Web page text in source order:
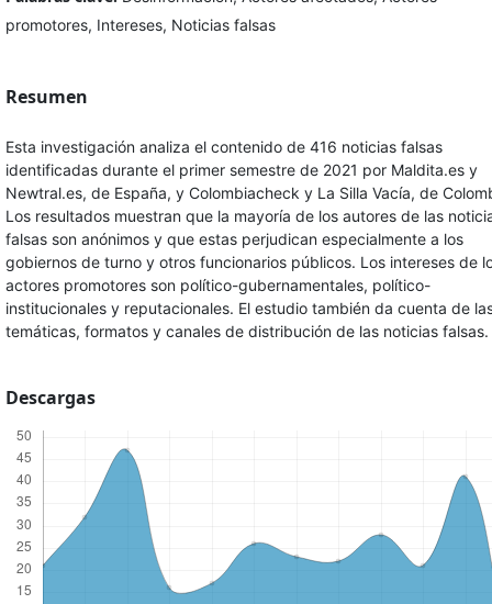
promotores, Intereses, Noticias falsas
Resumen
Esta investigación analiza el contenido de 416 noticias falsas
identificadas durante el primer semestre de 2021 por Maldita.es y
Newtral.es, de España, y Colombiacheck y La Silla Vacía, de
Los resultados muestran que la mayoría de los autores de las
falsas son anónimos y que estas perjudican especialmente a los
gobiernos de turno y otros funcionarios públicos. Los intereses de
actores promotores son político-gubernamentales, político-
institucionales y reputacionales. El estudio también da cuenta de
temáticas, formatos y canales de distribución de las noticias falsas.
Descargas